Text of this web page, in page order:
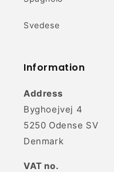
Svedese
Information
Address
Byghoejvej 4
5250 Odense SV
Denmark
VAT no.